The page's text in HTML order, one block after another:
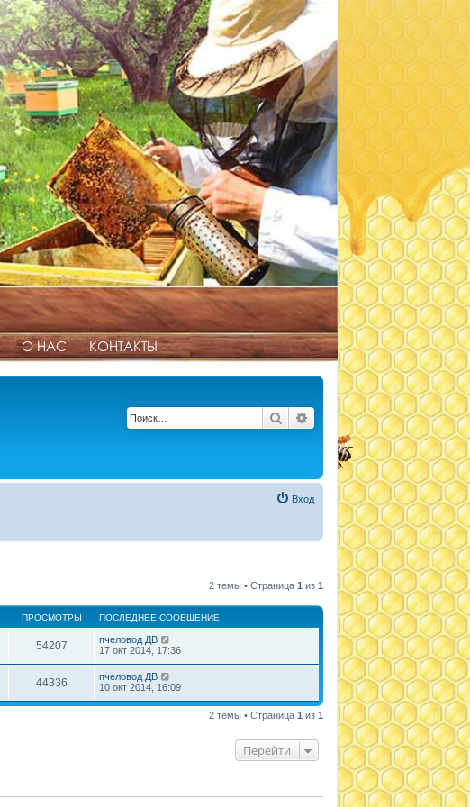
О НАС КОНТАКТЫ
Поиск Расширенный поиск
Вход
2 темы • Страница 1 из 1
ПРОСМОТРЫ ПОСЛЕДНЕЕ СООБЩЕНИЕ
54207
пчеловод ДВ
17 окт 2014, 17:36
44336
пчеловод ДВ
10 окт 2014, 16:09
2 темы • Страница 1 из 1
Перейти